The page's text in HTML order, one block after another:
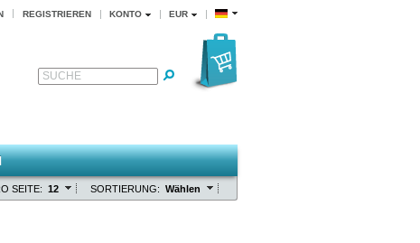
EUR
KONTO
REGISTRIEREN
SUCHE
SORTIERUNG: Wählen
SEITE: 12